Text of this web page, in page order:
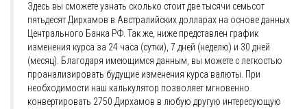
Здесь вы сможете узнать сколько стоит две тысячи семьсот
пятьдесят Дирхамов в Австралийских долларах на основе данных
Центрального Банка РФ. Так же, ниже представлен график
изменения курса за 24 часа (сутки), 7 дней (неделю) и 30 дней
(месяц). Благодаря имеющимся данным, вы можете с легкостью
проанализировать будущие изменения курса валюты. При
необходимости наш калькулятор позволяет мгновенно
конвертировать 2750 Дирхамов в любую другую интересующую